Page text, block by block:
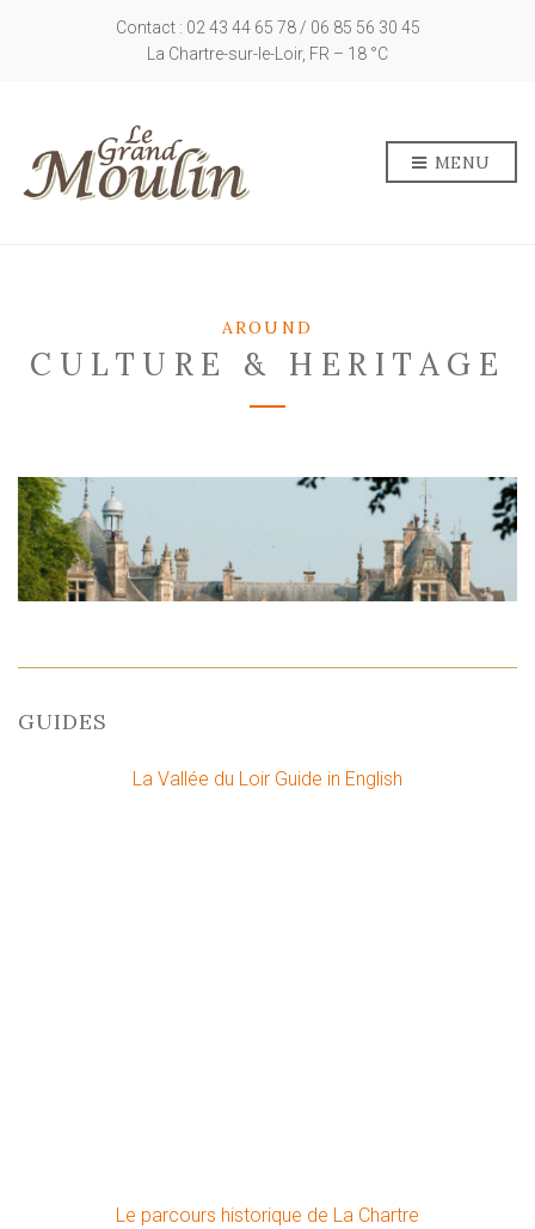
Contact : 02 43 44 65 78 / 06 85 56 30 45
La Chartre-sur-le-Loir, FR – 18 C
MENU
AROUND
CULTURE & HERITAGE
GUIDES
La Vallée du Loir Guide in English
Le parcours historique de La Chartre